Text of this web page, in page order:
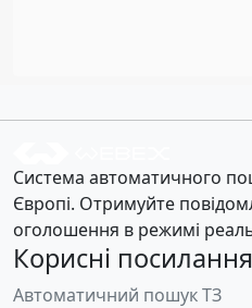
Система автоматичного
Європі. Отримуйте
оголошення в режимі
Корисні посилання
Автоматичний пошук ТЗ